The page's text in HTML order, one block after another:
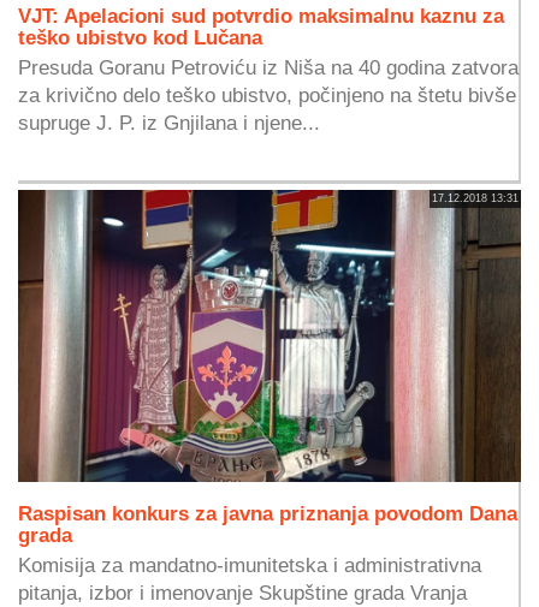
VJT: Apelacioni sud potvrdio maksimalnu kaznu za
teško ubistvo kod Lučana
Presuda Goranu Petroviću iz Niša na 40 godina zatvora
za krivično delo teško ubistvo, počinjeno na štetu bivše
supruge J. P. iz Gnjilana i njene...
17.12.2018 13:31
Raspisan konkurs za javna priznanja povodom Dana
grada
Komisija za mandatno-imunitetska i administrativna
pitanja, izbor i imenovanje Skupštine grada Vranja